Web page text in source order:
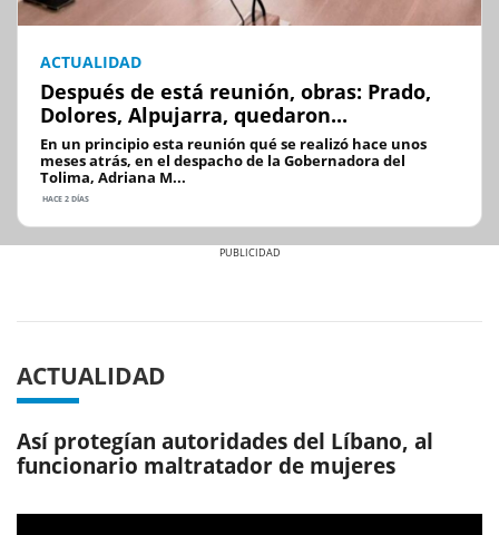
ACTUALIDAD
Después de está reunión, obras: Prado,
Dolores, Alpujarra, quedaron...
En un principio esta reunión qué se realizó hace unos
meses atrás, en el despacho de la Gobernadora del
Tolima, Adriana M...
HACE 2 DÍAS
ACTUALIDAD
Así protegían autoridades del Líbano, al
funcionario maltratador de mujeres